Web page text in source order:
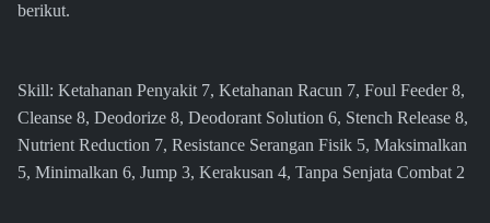
berikut.
Skill: Ketahanan Penyakit 7, Ketahanan Racun 7, Foul Feeder 8,
Cleanse 8, Deodorize 8, Deodorant Solution 6, Stench Release 8,
Nutrient Reduction 7, Resistance Serangan Fisik 5, Maksimalkan
5, Minimalkan 6, Jump 3, Kerakusan 4, Tanpa Senjata Combat 2